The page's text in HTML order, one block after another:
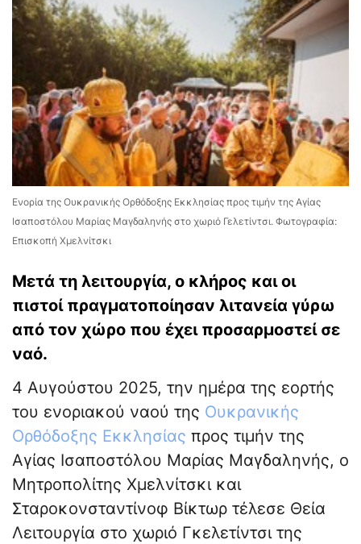
Ενορία της Ουκρανικής Ορθόδοξης Εκκλησίας προς τιμήν της Αγίας
Ισαποστόλου Μαρίας Μαγδαληνής στο χωριό Γελετίντσι. Φωτογραφία:
Επισκοπή Χμελνίτσκι
Μετά τη λειτουργία, ο κλήρος και οι
πιστοί πραγματοποίησαν λιτανεία γύρω
από τον χώρο που έχει προσαρμοστεί σε
ναό.
4 Αυγούστου 2025, την ημέρα της εορτής
του ενοριακού ναού της Ουκρανικής
Ορθόδοξης Εκκλησίας προς τιμήν της
Αγίας Ισαποστόλου Μαρίας Μαγδαληνής, ο
Μητροπολίτης Χμελνίτσκι και
Σταροκονσταντίνοφ Βίκτωρ τέλεσε Θεία
Λειτουργία στο χωριό Γκελετίντσι της